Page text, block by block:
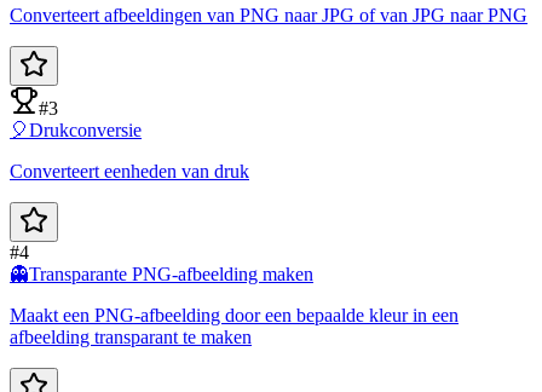
Converteert afbeeldingen van PNG naar JPG of van JPG naar PNG
#3
🎈Drukconversie
Converteert eenheden van druk
#4
👻Transparante PNG-afbeelding maken
Maakt een PNG-afbeelding door een bepaalde kleur in een
afbeelding transparant te maken